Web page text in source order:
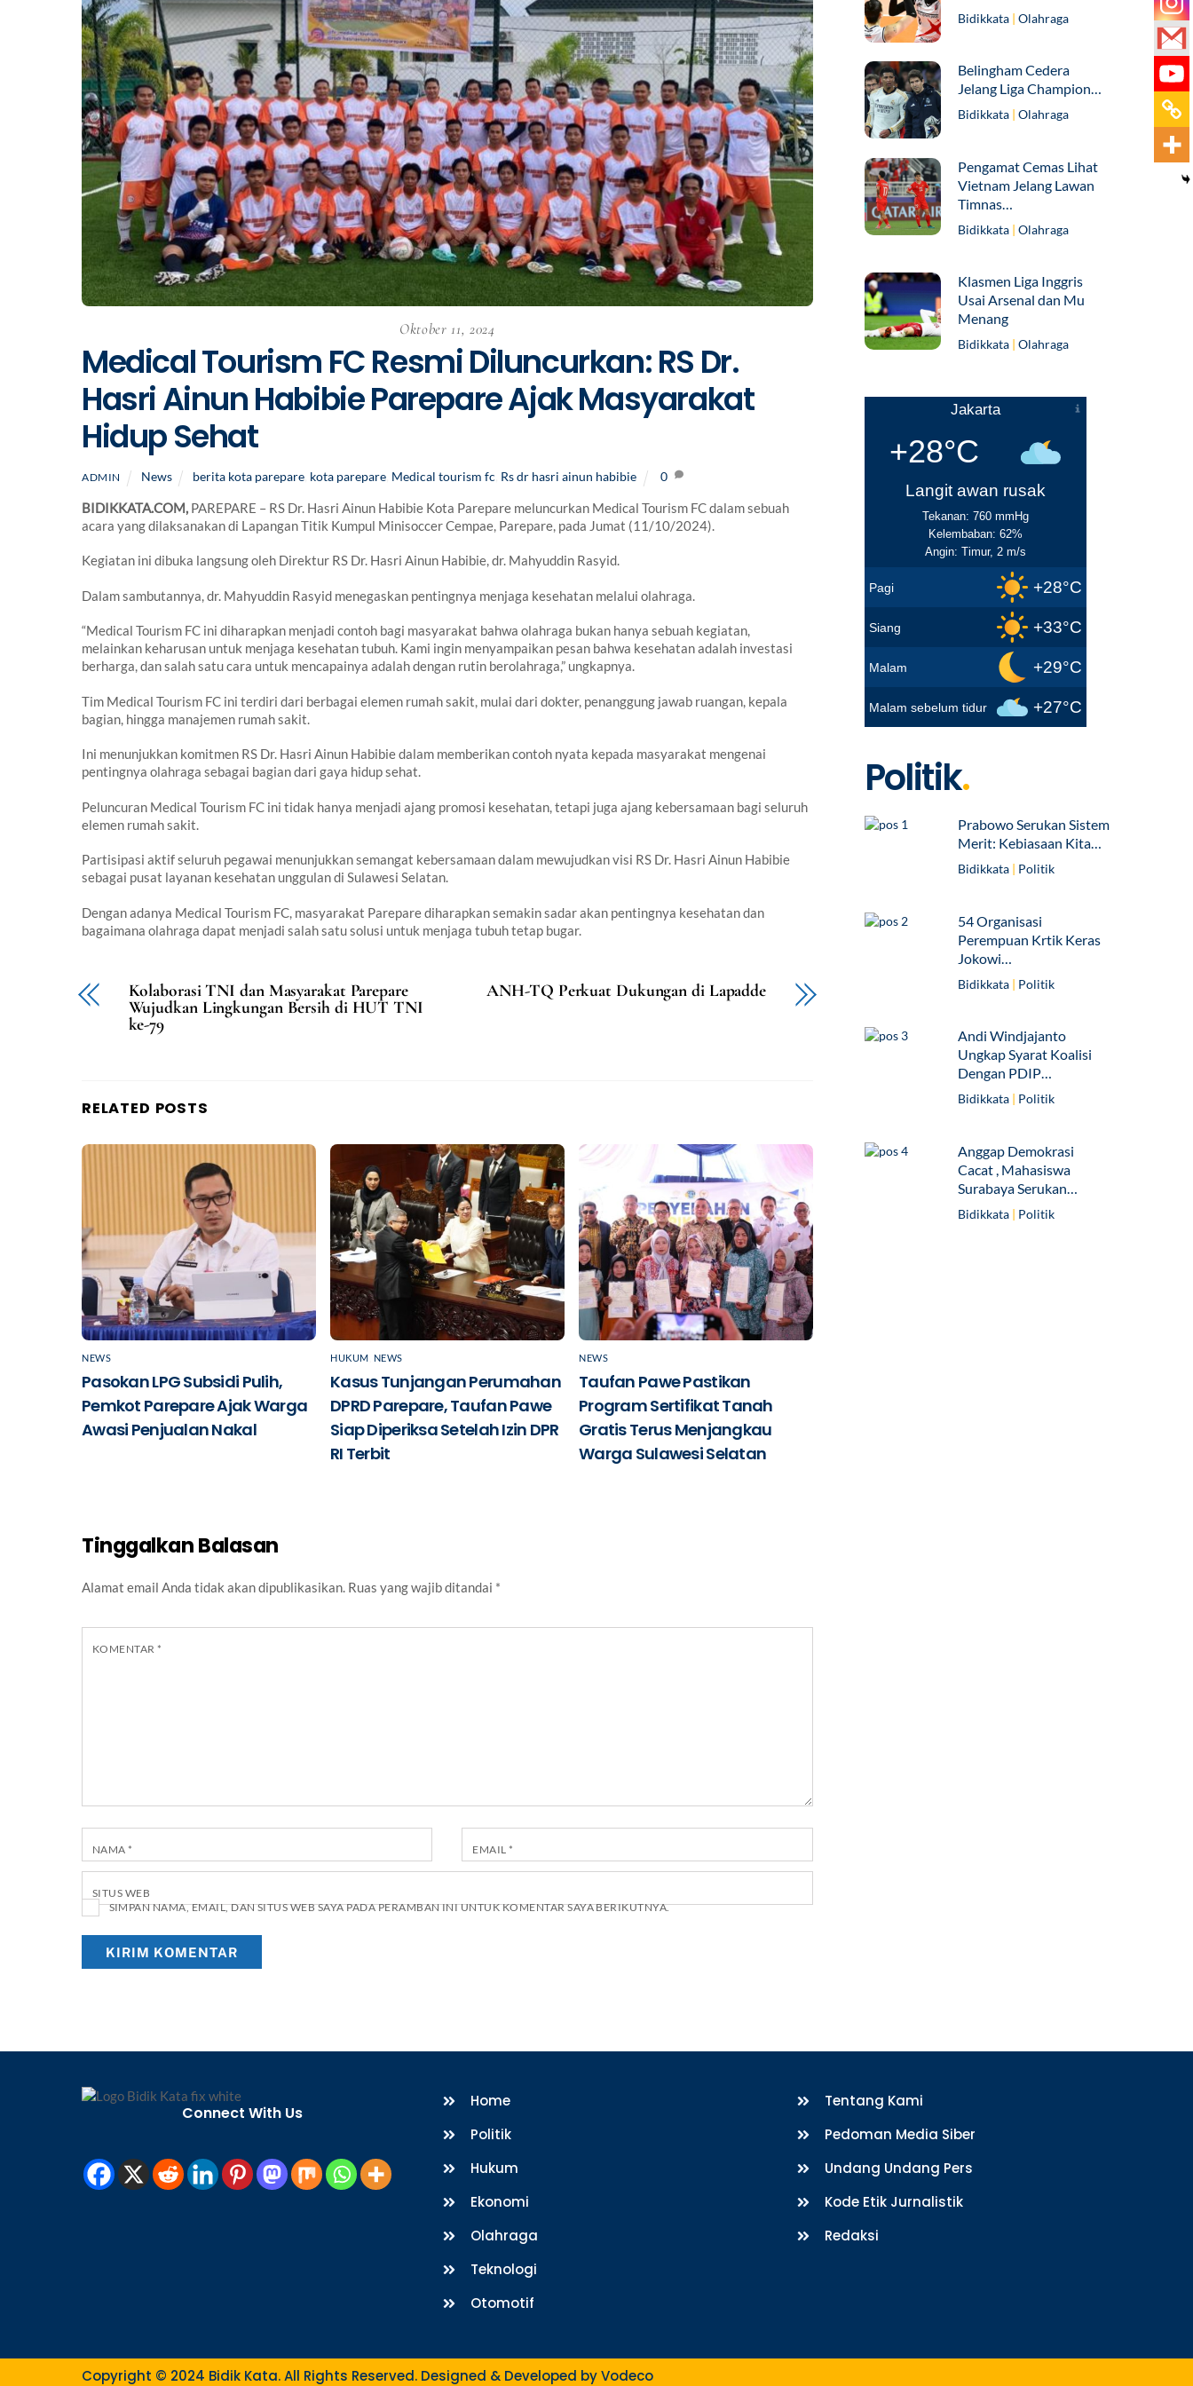
Oktober 11, 2024
Medical Tourism FC Resmi Diluncurkan: RS Dr.
Hasri Ainun Habibie Parepare Ajak Masyarakat
Hidup Sehat
ADMIN News berita kota parepare kota parepare Medical tourism fc Rs dr hasri ainun habibie 0
BIDIKKATA.COM, PAREPARE – RS Dr. Hasri Ainun Habibie Kota Parepare meluncurkan Medical Tourism FC dalam sebuah
acara yang dilaksanakan di Lapangan Titik Kumpul Minisoccer Cempae, Parepare, pada Jumat (11/10/2024).
Kegiatan ini dibuka langsung oleh Direktur RS Dr. Hasri Ainun Habibie, dr. Mahyuddin Rasyid.
Dalam sambutannya, dr. Mahyuddin Rasyid menegaskan pentingnya menjaga kesehatan melalui olahraga.
“Medical Tourism FC ini diharapkan menjadi contoh bagi masyarakat bahwa olahraga bukan hanya sebuah kegiatan,
melainkan keharusan untuk menjaga kesehatan tubuh. Kami ingin menyampaikan pesan bahwa kesehatan adalah investasi
berharga, dan salah satu cara untuk mencapainya adalah dengan rutin berolahraga,” ungkapnya.
Tim Medical Tourism FC ini terdiri dari berbagai elemen rumah sakit, mulai dari dokter, penanggung jawab ruangan, kepala
bagian, hingga manajemen rumah sakit.
Ini menunjukkan komitmen RS Dr. Hasri Ainun Habibie dalam memberikan contoh nyata kepada masyarakat mengenai
pentingnya olahraga sebagai bagian dari gaya hidup sehat.
Peluncuran Medical Tourism FC ini tidak hanya menjadi ajang promosi kesehatan, tetapi juga ajang kebersamaan bagi seluruh
elemen rumah sakit.
Partisipasi aktif seluruh pegawai menunjukkan semangat kebersamaan dalam mewujudkan visi RS Dr. Hasri Ainun Habibie
sebagai pusat layanan kesehatan unggulan di Sulawesi Selatan.
Dengan adanya Medical Tourism FC, masyarakat Parepare diharapkan semakin sadar akan pentingnya kesehatan dan
bagaimana olahraga dapat menjadi salah satu solusi untuk menjaga tubuh tetap bugar.
Kolaborasi TNI dan Masyarakat Parepare
Wujudkan Lingkungan Bersih di HUT TNI
ke-79
ANH-TQ Perkuat Dukungan di Lapadde
RELATED POSTS
NEWS
Pasokan LPG Subsidi Pulih,
Pemkot Parepare Ajak Warga
Awasi Penjualan Nakal
HUKUM NEWS
Kasus Tunjangan Perumahan
DPRD Parepare, Taufan Pawe
Siap Diperiksa Setelah Izin DPR
RI Terbit
NEWS
Taufan Pawe Pastikan
Program Sertifikat Tanah
Gratis Terus Menjangkau
Warga Sulawesi Selatan
Tinggalkan Balasan
Alamat email Anda tidak akan dipublikasikan. Ruas yang wajib ditandai *
KOMENTAR *
NAMA * EMAIL *
SITUS WEB
SIMPAN NAMA, EMAIL, DAN SITUS WEB SAYA PADA PERAMBAN INI UNTUK KOMENTAR SAYA BERIKUTNYA.
Bidikkata | Olahraga
Belingham Cedera
Jelang Liga Champion…
Bidikkata Olahraga
Pengamat Cemas Lihat
Vietnam Jelang Lawan
Timnas…
Bidikkata | Olahraga
Klasmen Liga Inggris
Usai Arsenal dan Mu
Menang
Bidikkata Olahraga
Jakarta
+28°C
Langit awan rusak
Tekanan: 760 mmHg
Kelembaban: 62%
Angin: Timur, 2 m/s
Pagi +28°C
Siang +33°C
Malam +29°C
Malam sebelum tidur +27°C
Politik.
Prabowo Serukan Sistem
Merit: Kebiasaan Kita…
Bidikkata | Politik
54 Organisasi
Perempuan Krtik Keras
Jokowi…
Bidikkata | Politik
Andi Windjajanto
Ungkap Syarat Koalisi
Dengan PDIP…
Bidikkata | Politik
Anggap Demokrasi
Cacat , Mahasiswa
Surabaya Serukan…
Bidikkata | Politik
Connect With Us
Home
Politik
Hukum
Ekonomi
Olahraga
Teknologi
Otomotif
Tentang Kami
Pedoman Media Siber
Undang Undang Pers
Kode Etik Jurnalistik
Redaksi
Copyright © 2024 Bidik Kata. All Rights Reserved. Designed & Developed byVodeco